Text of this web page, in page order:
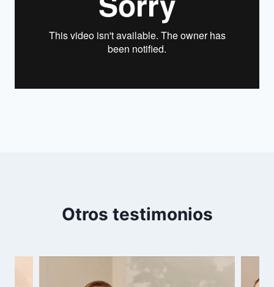
Otros testimonios